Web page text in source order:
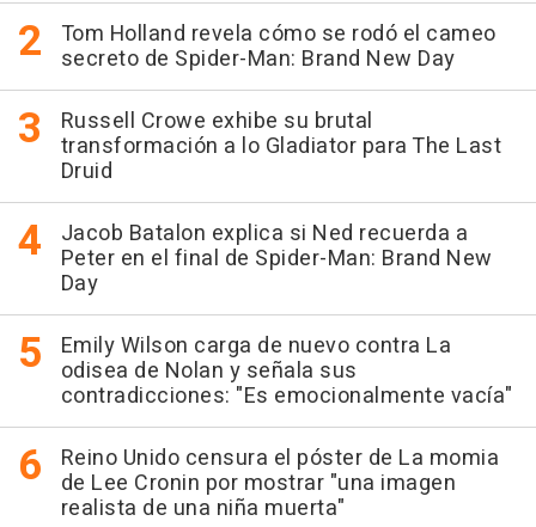
Tom Holland revela cómo se rodó el cameo
secreto de Spider-Man: Brand New Day
Russell Crowe exhibe su brutal
transformación a lo Gladiator para The Last
Druid
Jacob Batalon explica si Ned recuerda a
Peter en el final de Spider-Man: Brand New
Day
Emily Wilson carga de nuevo contra La
odisea de Nolan y señala sus
contradicciones: "Es emocionalmente vacía"
Reino Unido censura el póster de La momia
de Lee Cronin por mostrar "una imagen
realista de una niña muerta"